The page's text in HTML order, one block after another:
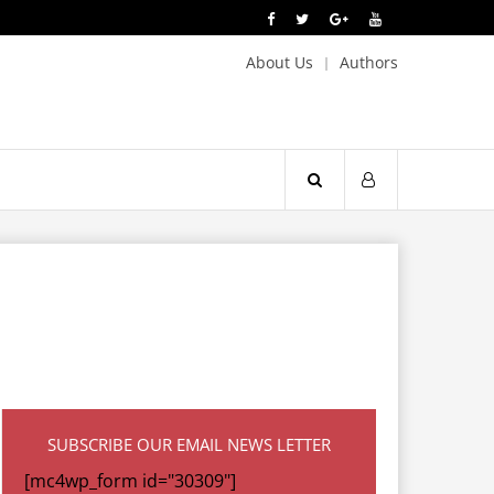
About Us Authors
SUBSCRIBE OUR EMAIL NEWS LETTER
[mc4wp_form id="30309"]